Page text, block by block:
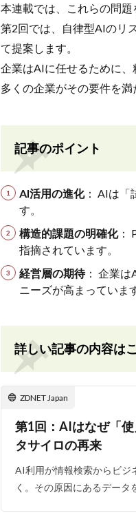
本連載では、これらの問題
第2回では、自律型AIのリ
て提案します。
企業はAIに任せるために
多くの企業がその要件を満
記事のポイント
AI活用の進化： AIは「
す。
構造的課題の明確化：
指摘されています。
経営層の期待： 企業は
ニーズが高まっていま
詳しい記事の内容は
ZDNET Japan
第1回：AIはなぜ「
タサイロの再来
AI利用が情報検索からビジ
く。その原因にあるデー